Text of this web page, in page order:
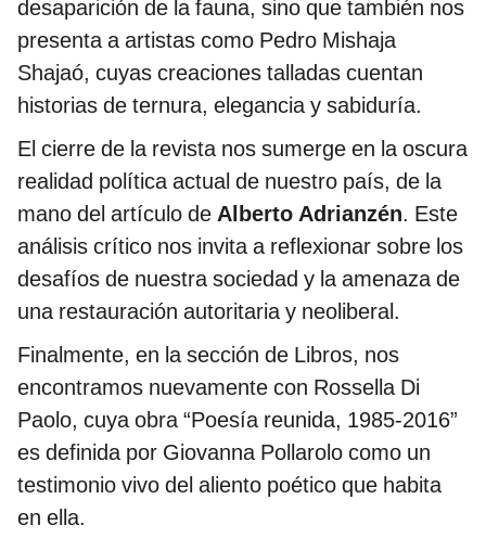
desaparición de la fauna, sino que también nos
presenta a artistas como Pedro Mishaja
Shajaó, cuyas creaciones talladas cuentan
historias de ternura, elegancia y sabiduría.
El cierre de la revista nos sumerge en la oscura
realidad política actual de nuestro país, de la
mano del artículo de Alberto Adrianzén. Este
análisis crítico nos invita a reflexionar sobre los
desafíos de nuestra sociedad y la amenaza de
una restauración autoritaria y neoliberal.
Finalmente, en la sección de Libros, nos
encontramos nuevamente con Rossella Di
Paolo, cuya obra “Poesía reunida, 1985-2016”
es definida por Giovanna Pollarolo como un
testimonio vivo del aliento poético que habita
en ella.